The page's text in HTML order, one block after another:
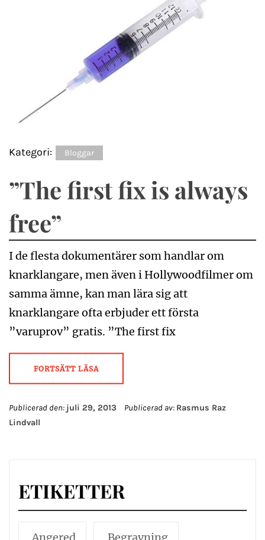
Kategori: Bloggar
”The first fix is always
free”
I de flesta dokumentärer som handlar om
knarklangare, men även i Hollywoodfilmer om
samma ämne, kan man lära sig att
knarklangare ofta erbjuder ett första
”varuprov” gratis. ”The first fix
FORTSÄTT LÄSA
Publicerad den: juli 29, 2013 Publicerad av: Rasmus Raz
Lindvall
ETIKETTER
Angered Begravning